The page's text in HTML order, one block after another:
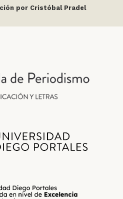
por Cristóbal Pradel